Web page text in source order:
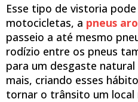
Esse tipo de vistoria
motocicletas, a pneus
passeio a até mesmo
rodízio entre os pneus
para um desgaste
mais, criando esses
tornar o trânsito um